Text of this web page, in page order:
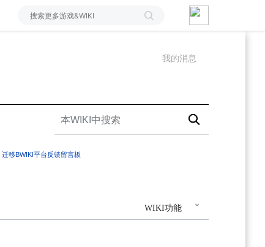
我的消息
迁移BWIKI平台反馈留言板
WIKI功能